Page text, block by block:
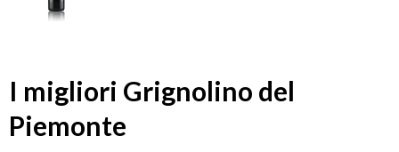
I migliori Grignolino del
Piemonte